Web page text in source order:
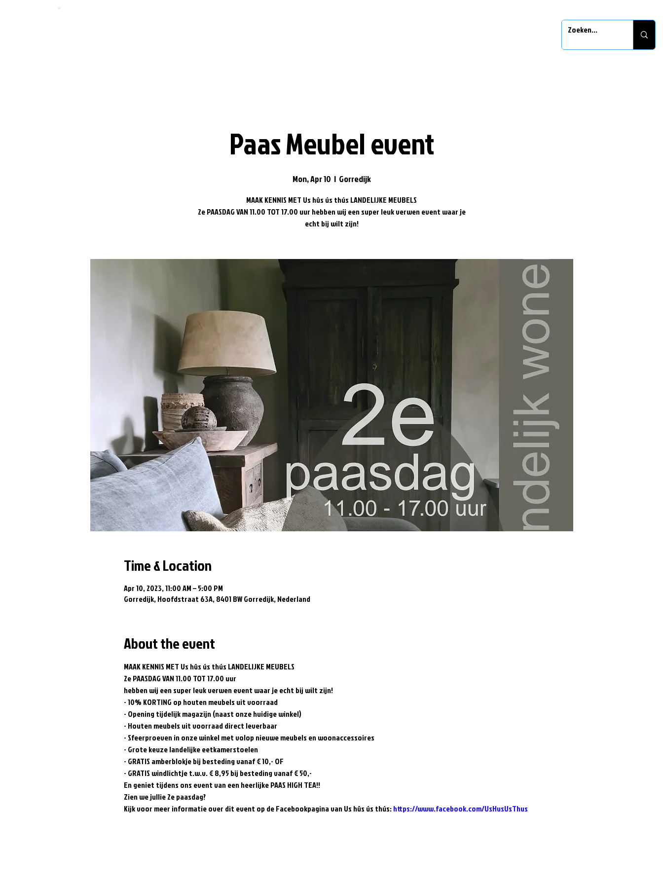
Paas Meubel event
Mon, Apr 10
  |
Gorredijk
MAAK KENNIS MET Us hûs ús thús LANDELIJKE MEUBELS
2e PAASDAG VAN 11.00 TOT 17.00 uur hebben wij een super leuk verwen event waar je
echt bij wilt zijn!
Time & Location
Apr 10, 2023, 11:00 AM – 5:00 PM
Gorredijk, Hoofdstraat 63A, 8401 BW Gorredijk, Nederland
About the event
MAAK KENNIS MET Us hûs ús thús LANDELIJKE MEUBELS
2e PAASDAG VAN 11.00 TOT 17.00 uur
hebben wij een super leuk verwen event waar je echt bij wilt zijn!
- 10% KORTING op houten meubels uit voorraad
- Opening tijdelijk magazijn (naast onze huidige winkel)
- Houten meubels uit voorraad direct leverbaar
- Sfeerproeven in onze winkel met volop nieuwe meubels en woonaccessoires
- Grote keuze landelijke eetkamerstoelen
- GRATIS amberblokje bij besteding vanaf € 10,- OF
- GRATIS windlichtje t.w.v. € 8,95 bij besteding vanaf € 50,-
En geniet tijdens ons event van een heerlijke PAAS HIGH TEA!!
Zien we jullie 2e paasdag?
Kijk voor meer informatie over dit event op de Facebookpagina van Us hûs ús thús: https://www.facebook.com/UsHusUsThus